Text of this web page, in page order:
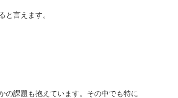
と言えます。
の課題も抱えています。その中でも特に